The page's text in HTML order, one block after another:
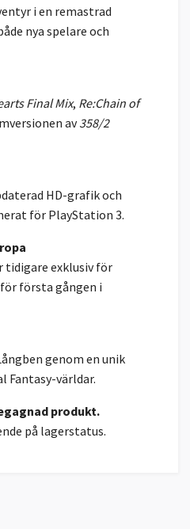
i en remastrad
nya spelare och
Final Mix, Re:Chain of
av358/2
HD-grafik och
för PlayStation 3.
tidigare exklusiv för
första gången i
genom en unik
Fantasy-världar.
produkt.
på lagerstatus.